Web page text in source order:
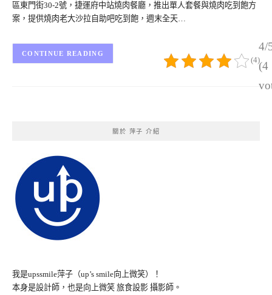
區東門街30-2號，捷運府中站燒肉餐廳，推出單人套餐與燒肉吃到飽方
案，提供燒肉老大沙拉自助吧吃到飽，週末全天…
4/
(4
(4)
CONTINUE READING
關於 萍子 介紹
我是upssmile萍子（up’s smile向上微笑）！
本身是設計師，也是向上微笑 旅食設影 攝影師。